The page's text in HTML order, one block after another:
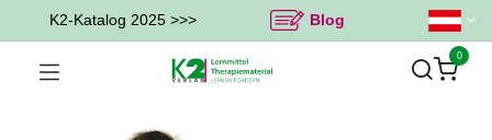
K2-Katalog 2025 >>> Blog
0